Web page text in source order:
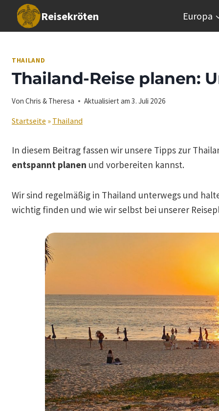
Inhalt
Reisekröten Europa
THAILAND
Thailand-Reise planen:
Von Chris & Theresa Aktualisiert am 3. Juli 2026
Startseite » Thailand
In diesem Beitrag fassen wir unsere Tipps zur
entspannt planen und vorbereiten kannst.
Wir sind regelmäßig in Thailand unterwegs und
wichtig finden und wie wir selbst bei unserer